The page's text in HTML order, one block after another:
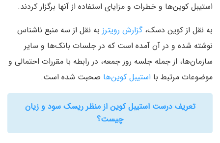
استیبل کوین‌ها و خطرات و مزایای استفاده از آنها برگزار کردند.
به نقل از کوین دسک،گزارش رویترز به نقل از سه منبع ناشناس
نوشته شده و در آن آمده است که در جلسات بانک‌ها و سایر
سازمان‌ها، از جمله جلسه روز جمعه، در رابطه با مقررات احتمالی و
موضوعات مرتبط با استیبل کوین‌ها صحبت شده است.
تعریف درست استیبل کوین از منظر ریسک سود و زیان
چیست؟